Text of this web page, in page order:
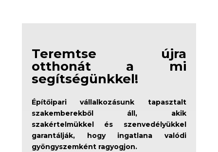
Teremtse újra
otthonát a mi
segítségünkkel!
Építőipari vállalkozásunk tapasztalt
szakemberekből áll, akik
szakértelmükkel és szenvedélyükkel
garantálják, hogy ingatlana valódi
gyöngyszemként ragyogjon.